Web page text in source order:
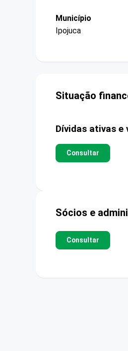
Município
Ipojuca
Situação
Dívidas ativas e
Consultar
Sócios e
Consultar